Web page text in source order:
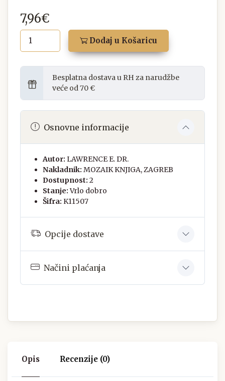
7,96€
Dodaj u Košaricu
Besplatna dostava u RH za narudžbe
veće od 70 €
Osnovne informacije
Autor: LAWRENCE E. DR.
Nakladnik: MOZAIK KNJIGA, ZAGREB
Dostupnost: 2
Stanje:Vrlo dobro
Šifra: K11507
Opcije dostave
Načini plaćanja
Opis Recenzije (0)